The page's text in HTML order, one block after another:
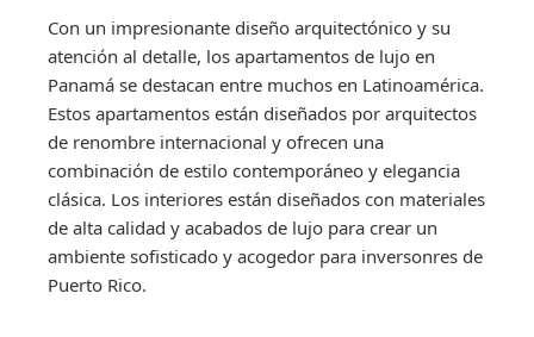
Con un impresionante diseño arquitectónico y su
atención al detalle, los apartamentos de lujo en
Panamá se destacan entre muchos en Latinoamérica.
Estos apartamentos están diseñados por arquitectos
de renombre internacional y ofrecen una
combinación de estilo contemporáneo y elegancia
clásica. Los interiores están diseñados con materiales
de alta calidad y acabados de lujo para crear un
ambiente sofisticado y acogedor para inversonres de
Puerto Rico.